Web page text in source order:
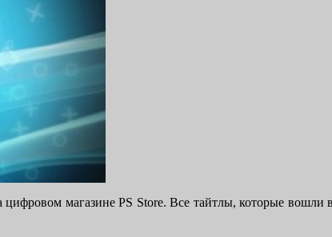
цифровом магазине PS Store. Все тайтлы, которые